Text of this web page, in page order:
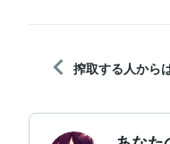
搾取する人から